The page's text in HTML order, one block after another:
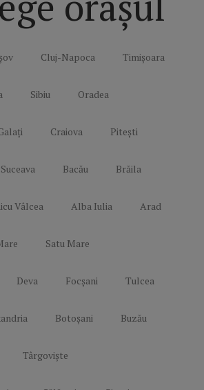
Cluj-Napoca Timișoara
Sibiu Oradea
Craiova Pitești
Suceava Bacău Brăila
Vâlcea Alba Iulia Arad
Satu Mare
Deva Focșani Tulcea
Botoșani Buzău
Târgoviște